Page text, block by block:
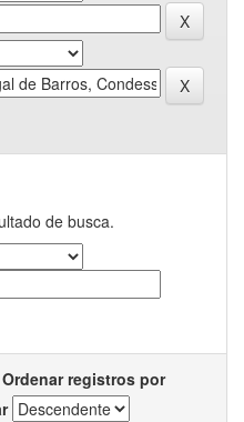
de busca.
Ordenar registros por